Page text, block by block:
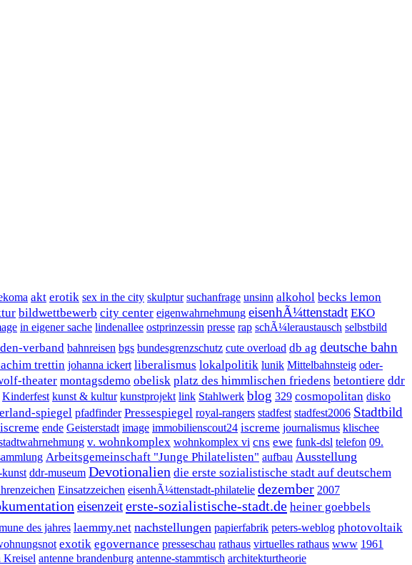
akt erotik sex in the city skulptur suchanfrage unsinn alkohol becks lemon
bildwettbewerb city center eigenwahrnehmung eisenhÃ¼ttenstadt EKO
in eigener sache lindenallee ostprinzessin presse rap schÃ¼leraustausch selbstbild
verband bahnreisen bgs bundesgrenzschutz cute overload db ag deutsche bahn
trettin johanna ickert liberalismus lokalpolitik lunik Mittelbahnsteig oder-
theater montagsdemo obelisk platz des himmlischen friedens betontiere ddr
Kinderfest kunst & kultur kunstprojekt link Stahlwerk blog 329 cosmopolitan disko
spiegel pfadfinder Pressespiegel royal-rangers stadfest stadfest2006 Stadtbild
ende Geisterstadt image immobilienscout24 iscreme journalismus klischee
v. wohnkomplex wohnkomplex vi cns ewe funk-dsl telefon 09.
Arbeitsgemeinschaft "Junge Philatelisten" aufbau Ausstellung
ddr-museum Devotionalien die erste sozialistische stadt auf deutschem
Einsatzzeichen eisenhÃ¼ttenstadt-philatelie dezember 2007
eisenzeiterste-sozialistische-stadt.de heiner goebbels
des jahres laemmy.net nachstellungen papierfabrik peters-weblog photovoltaik
exotik egovernance presseschau rathaus virtuelles rathaus www 1961
Kreisel antenne brandenburg antenne-stammtisch architekturtheorie